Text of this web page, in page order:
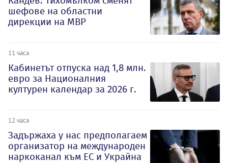
шефове на областни
дирекции на МВР
11 часа
Кабинетът отпуска над 1,8 млн.
евро за Националния
културен календар за 2026 г.
12 часа
Задържаха у нас предполагаем
организатор на международен
наркоканал към ЕС и Украйна